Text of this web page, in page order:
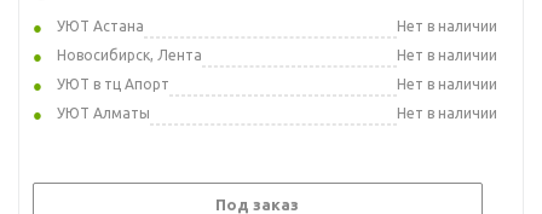
УЮТ Астана
Нет в наличии
Новосибирск, Лента
Нет в наличии
УЮТ в тц Апорт
Нет в наличии
УЮТ Алматы
Нет в наличии
Под заказ